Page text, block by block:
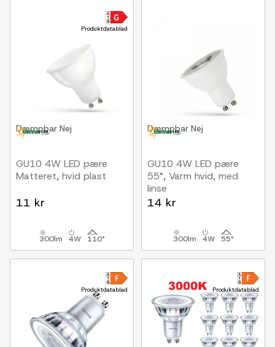
Produktdatablad
Dæmpbar Nej
GU10 4W LED pære
Matteret, hvid plast
11 kr
300lm 4W 110°
Dæmpbar Nej
GU10 4W LED pære
55°, Varm hvid, med
linse
14 kr
300lm 4W 55°
Produktdatablad Produktdatablad